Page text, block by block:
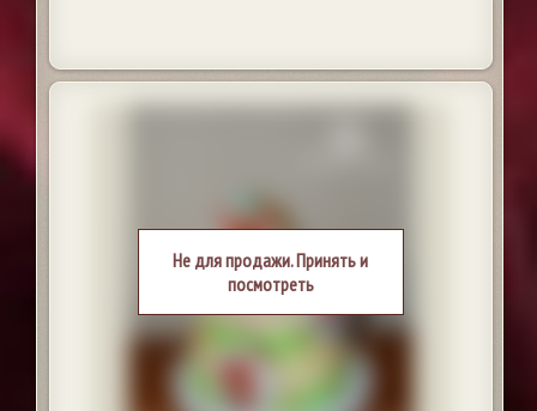
Не для продажи. Принять и
посмотреть